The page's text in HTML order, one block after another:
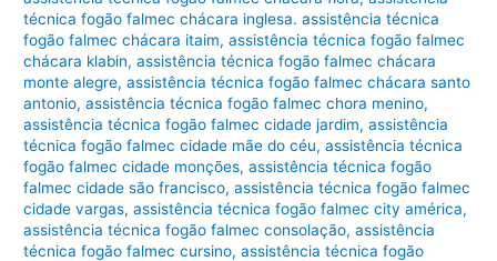
técnica fogão falmec chácara inglesa. assistência técnica
fogão falmec chácara itaim,assistência técnica fogão falmec
chácara klabin,assistência técnica fogão falmec chácara
monte alegre,assistência técnica fogão falmec chácara santo
antonio,assistência técnica fogão falmec chora menino,
assistência técnica fogão falmec cidade jardim,assistência
técnica fogão falmec cidade mãe do céu,assistência técnica
fogão falmec cidade monções,assistência técnica fogão
falmec cidade são francisco,assistência técnica fogão falmec
cidade vargas,assistência técnica fogão falmec city américa,
assistência técnica fogão falmec consolação,assistência
técnica fogão falmec cursino,assistência técnica fogão